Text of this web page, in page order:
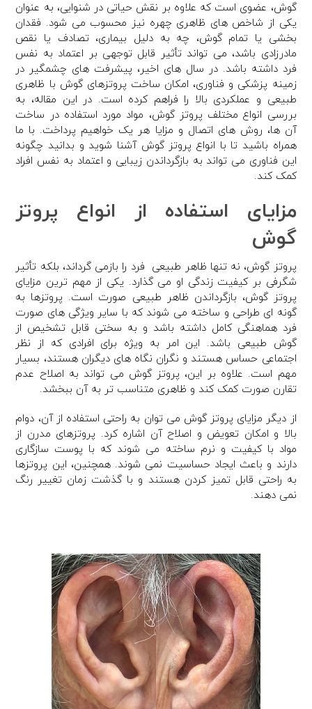
گوش، عضوی است که علاوه بر نقش حیاتی در شنوایی، به عنوان
یکی از شاخص های ظاهری چهره نیز محسوب می شود. فقدان
بخشی یا تمام گوش، چه به دلیل بیماری، تصادف یا نقص
مادرزادی باشد، می تواند تأثیر قابل توجهی بر اعتماد به نفس
فرد داشته باشد. در سال های اخیر، پیشرفت های چشمگیر در
زمینه پزشکی و فناوری، امکان ساخت پروتزهای گوش با ظاهری
طبیعی و عملکردی بالا را فراهم کرده است. در این مقاله، به
بررسی انواع مختلف پروتز گوش، مواد مورد استفاده در ساخت
آن ها، روش های اتصال و مزایا هر یک خواهیم پرداخت. با ما
همراه باشید تا با انواع پروتز گوش آشنا شوید و بدانید چگونه
این فناوری می تواند به بازگرداندن زیبایی و اعتماد به نفس افراد
کمک کند.
مزایای استفاده از انواع پروتز
گوش
پروتز گوش، نه تنها ظاهر طبیعی فرد را بازمی گرداند، بلکه تأثیر
شگرفی بر کیفیت زندگی او می گذارد. یکی از مهم ترین مزایای
پروتز گوش، بازگرداندن ظاهر طبیعی صورت است. پروتزها به
گونه ای طراحی و ساخته می شوند که با سایر ویژگی های صورت
فرد هماهنگی کامل داشته باشد و به سختی قابل تشخیص از
گوش طبیعی باشد. این امر به ویژه برای افرادی که از نظر
اجتماعی حساس هستند و نگران نگاه های دیگران هستند، بسیار
مهم است. علاوه بر این، پروتز گوش می تواند به اصلاح عدم
تقارن صورت کمک کند و ظاهری متناسب تر به آن ببخشد.
از دیگر مزایای پروتز گوش می توان به راحتی استفاده از آن، دوام
بالا و امکان تعویض و اصلاح آن اشاره کرد. پروتزهای مدرن از
مواد با کیفیت و نرم ساخته می شوند که با پوست سازگاری
دارند و باعث ایجاد حساسیت نمی شوند. همچنین، این پروتزها
به راحتی قابل تمیز کردن هستند و با گذشت زمان تغییر رنگ
نمی دهند.